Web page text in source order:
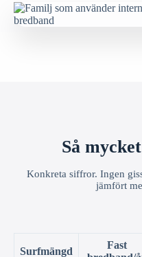
Så
Konkreta siffror. Ingen
jämfört
Surfmängd
Fast